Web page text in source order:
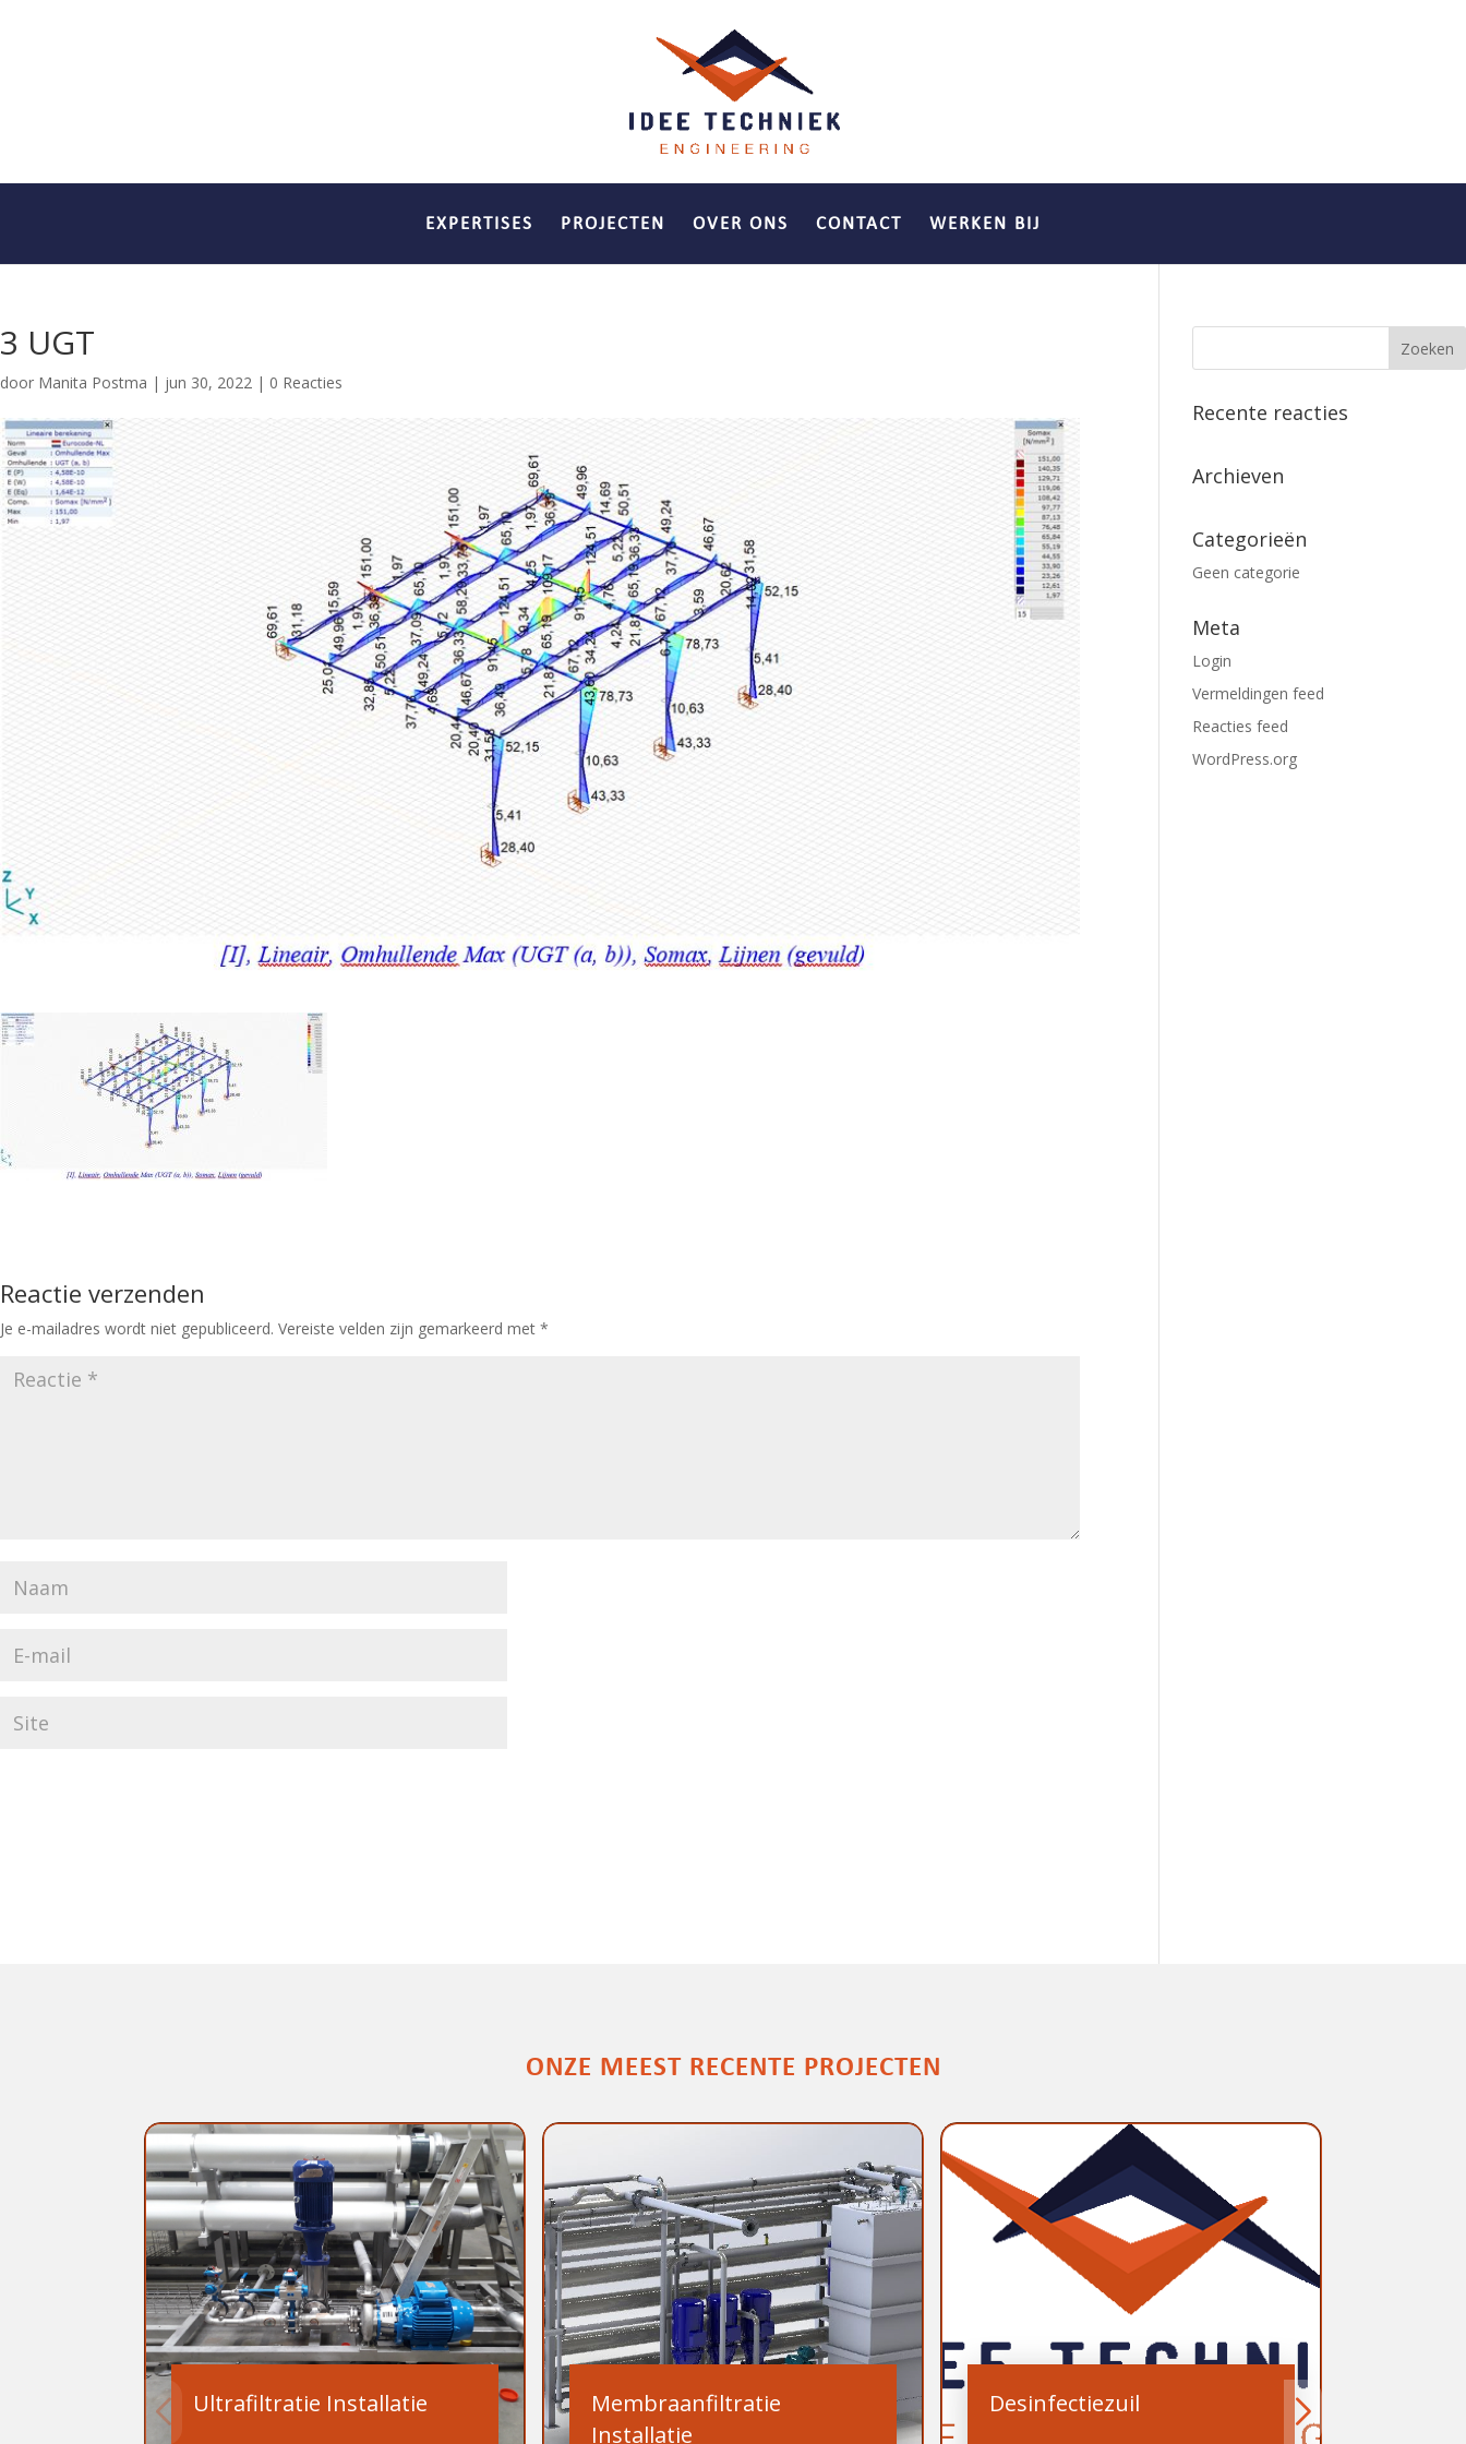
EXPERTISES PROJECTEN OVER ONS CONTACT WERKEN BIJ
3 UGT
door Manita Postma | jun 30, 2022 | 0 Reacties
Reactie verzenden
Je e-mailadres wordt niet gepubliceerd. Vereiste velden zijn gemarkeerd met *
Recente reacties
Archieven
Categorieën
Geen categorie
Meta
Login
Vermeldingen feed
Reacties feed
WordPress.org
ONZE MEEST RECENTE PROJECTEN
Ultrafiltratie Installatie
Membraanfiltratie
Installatie
Desinfectiezuil